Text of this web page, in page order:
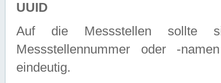
UUID
Auf die Messstellen sollte
Messstellennummer oder -
eindeutig.